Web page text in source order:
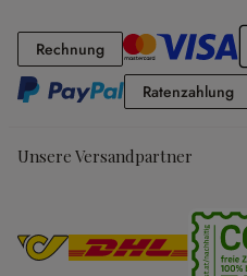
RechnungRechnung
Ratenzahlung
Unsere Versandpartner